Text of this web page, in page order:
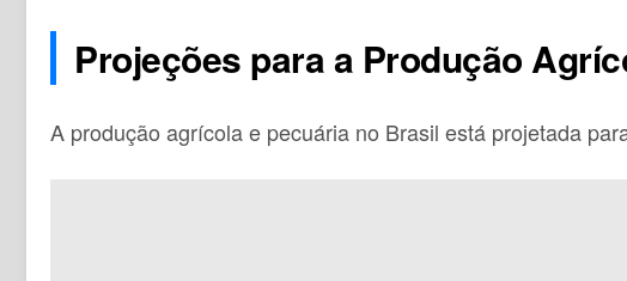
Projeções para a Produção
A produção agrícola e pecuária no Brasil está projetada